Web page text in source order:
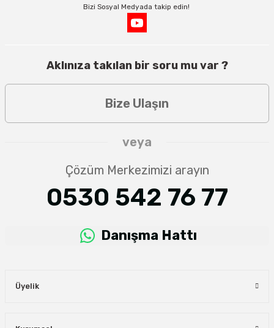
Bizi Sosyal Medyada takip edin!
Aklınıza takılan bir soru mu var ?
Bize Ulaşın
veya
Çözüm Merkezimizi arayın
0530 542 76 77
Danışma Hattı
Üyelik